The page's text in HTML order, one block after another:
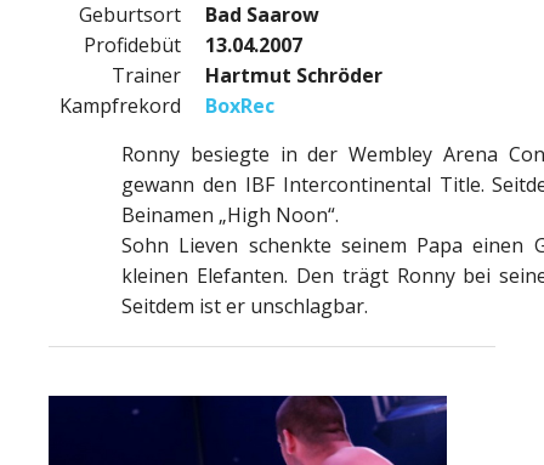
Geburtsort
Profidebüt
Trainer
Kampfrekord
Bad Saarow
13.04.2007
Hartmut Schröder
BoxRec
Ronny besiegte in der Wembley Arena
gewann den IBF Intercontinental Title.
Beinamen „High Noon“.
Sohn Lieven schenkte seinem Papa einen
kleinen Elefanten. Den trägt Ronny bei
Seitdem ist er unschlagbar.